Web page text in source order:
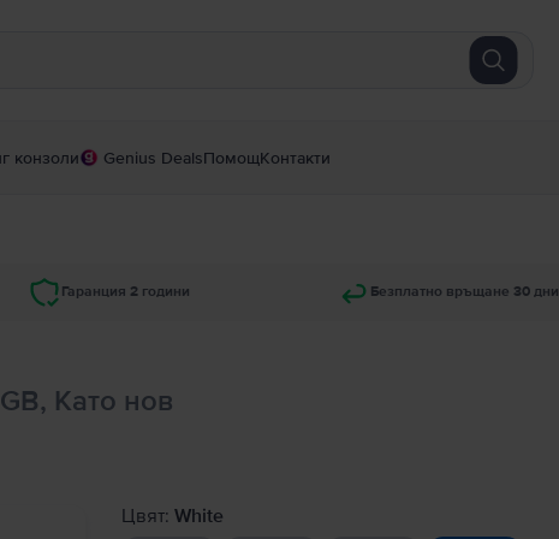
конзоли Genius DealsПомощКонтакти
Гаранция 2 години Безплатно връщане 30 дни
Като нов
Цвят:White